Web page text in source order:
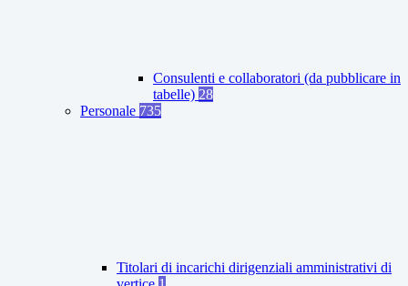
Consulenti e collaboratori (da pubblicare in
tabelle) 28
Personale 735
Titolari di incarichi dirigenziali amministrativi di